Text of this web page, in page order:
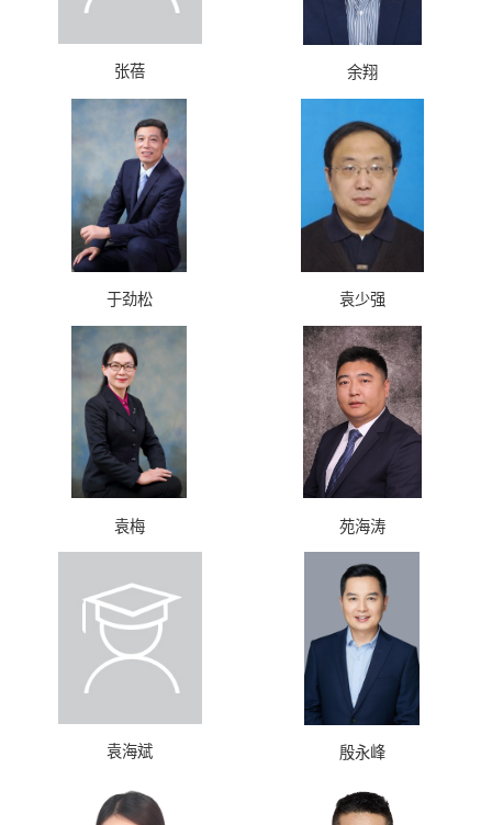
张蓓 余翔
于劲松 袁少强
袁梅 苑海涛
袁海斌 殷永峰